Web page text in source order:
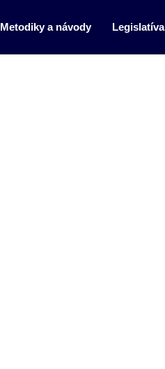
Metodiky a návody Legislatíva